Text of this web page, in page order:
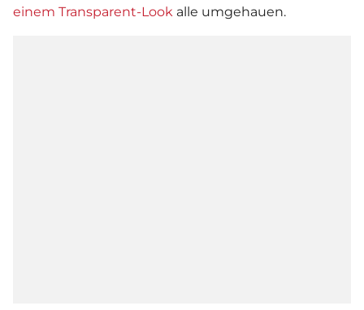
einem Transparent-Look alle umgehauen.